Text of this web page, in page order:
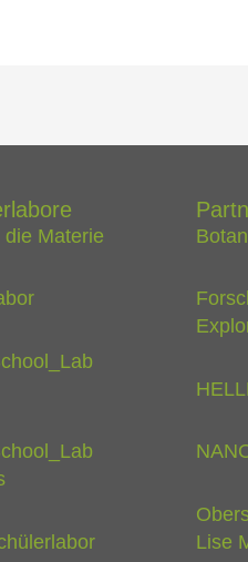
die Materie
Lise